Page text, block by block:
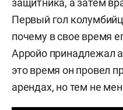
защитника, а затем
Первый гол
почему в свое время
Арройо принадлежал
это время он провел
арендах, но тем не